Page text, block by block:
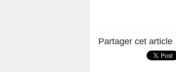
Partager cet article